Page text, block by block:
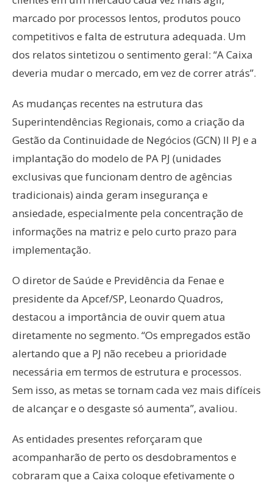
marcado por processos lentos, produtos pouco
competitivos e falta de estrutura adequada. Um
dos relatos sintetizou o sentimento geral: “A Caixa
deveria mudar o mercado, em vez de correr atrás”.
As mudanças recentes na estrutura das
Superintendências Regionais, como a criação da
Gestão da Continuidade de Negócios (GCN) II PJ e a
implantação do modelo de PA PJ (unidades
exclusivas que funcionam dentro de agências
tradicionais) ainda geram insegurança e
ansiedade, especialmente pela concentração de
informações na matriz e pelo curto prazo para
implementação.
O diretor de Saúde e Previdência da Fenae e
presidente da Apcef/SP, Leonardo Quadros,
destacou a importância de ouvir quem atua
diretamente no segmento. “Os empregados estão
alertando que a PJ não recebeu a prioridade
necessária em termos de estrutura e processos.
Sem isso, as metas se tornam cada vez mais difíceis
de alcançar e o desgaste só aumenta”, avaliou.
As entidades presentes reforçaram que
acompanharão de perto os desdobramentos e
cobraram que a Caixa coloque efetivamente o